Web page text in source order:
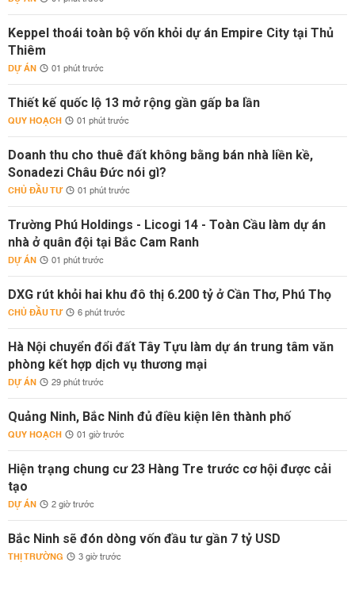
Keppel thoái toàn bộ vốn khỏi dự án Empire City tại Thủ
Thiêm
DỰ ÁN 01 phút trước
Thiết kế quốc lộ 13 mở rộng gần gấp ba lần
QUY HOẠCH 01 phút trước
Doanh thu cho thuê đất không bằng bán nhà liền kề,
Sonadezi Châu Đức nói gì?
CHỦ ĐẦU TƯ 01 phút trước
Trường Phú Holdings - Licogi 14 - Toàn Cầu làm dự án
nhà ở quân đội tại Bắc Cam Ranh
DỰ ÁN 01 phút trước
DXG rút khỏi hai khu đô thị 6.200 tỷ ở Cần Thơ, Phú Thọ
CHỦ ĐẦU TƯ 6 phút trước
Hà Nội chuyển đổi đất Tây Tựu làm dự án trung tâm văn
phòng kết hợp dịch vụ thương mại
DỰ ÁN 29 phút trước
Quảng Ninh, Bắc Ninh đủ điều kiện lên thành phố
QUY HOẠCH 01 giờ trước
Hiện trạng chung cư 23 Hàng Tre trước cơ hội được cải
tạo
DỰ ÁN 2 giờ trước
Bắc Ninh sẽ đón dòng vốn đầu tư gần 7 tỷ USD
THỊ TRƯỜNG 3 giờ trước